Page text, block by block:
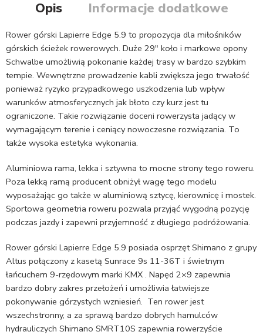
Opis Informacje dodatkowe
Rower górski Lapierre Edge 5.9 to propozycja dla miłośników
górskich ścieżek rowerowych. Duże 29″ koło i markowe opony
Schwalbe umożliwią pokonanie każdej trasy w bardzo szybkim
tempie. Wewnętrzne prowadzenie kabli zwiększa jego trwałość
ponieważ ryzyko przypadkowego uszkodzenia lub wpływ
warunków atmosferycznych jak błoto czy kurz jest tu
ograniczone. Takie rozwiązanie doceni rowerzysta jadący w
wymagającym terenie i ceniący nowoczesne rozwiązania. To
także wysoka estetyka wykonania.
Aluminiowa rama, lekka i sztywna to mocne strony tego roweru.
Poza lekką ramą producent obniżył wagę tego modelu
wyposażając go także w aluminiową sztycę, kierownicę i mostek.
Sportowa geometria roweru pozwala przyjąć wygodną pozycję
podczas jazdy i zapewni przyjemność z długiego podróżowania.
Rower górski Lapierre Edge 5.9 posiada osprzęt Shimano z grupy
Altus połączony z kasetą Sunrace 9s 11-36T i świetnym
łańcuchem 9-rzędowym marki KMX . Napęd 2×9 zapewnia
bardzo dobry zakres przełożeń i umożliwia łatwiejsze
pokonywanie górzystych wzniesień. Ten rower jest
wszechstronny, a za sprawą bardzo dobrych hamulców
hydrauliczych Shimano SMRT10S zapewnia rowerzyście